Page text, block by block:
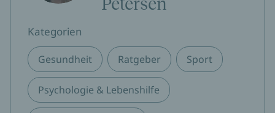
Petersen
Kategorien
Gesundheit Ratgeber Sport
Psychologie & Lebenshilfe